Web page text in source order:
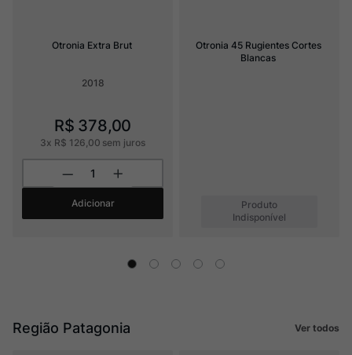
Otronia Extra Brut
2018
R$ 378,00
3x R$ 126,00 sem juros
Adicionar
Otronia 45 Rugientes Cortes
Blancas
Produto
Indisponível
Região Patagonia Ver todos